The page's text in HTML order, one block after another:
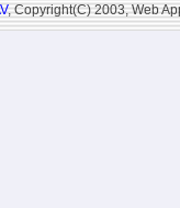
, Copyright(C) 2003, Web